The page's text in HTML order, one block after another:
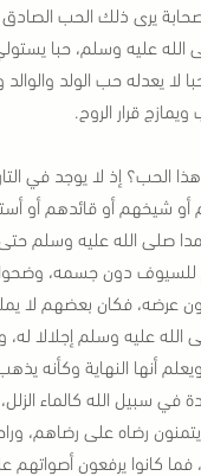
يرى ذلك الحب
الله عليه وسلم، حبا
لا يعدله حب الولد والوالد
قرار الروح.
الحب؟ إذ لا يوجد في
أو شيخهم أو قائدهم أو
صلى الله عليه وسلم حتى
دون جسمه، وضحوا
عرضه، فكان بعضهم لا
الله عليه وسلم إجلالا
أنها النهاية وكأنه
سبيل الله كالماء
رضاه على رضاهم،
كانوا يرفعون أصواتهم